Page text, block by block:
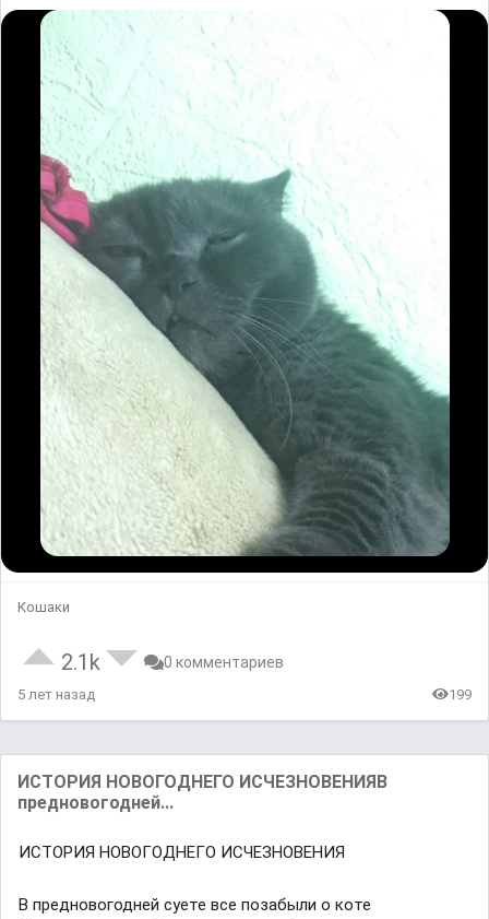
Кошаки
2.1k 0 комментариев
5 лет назад 199
ИСТОРИЯ НОВОГОДНЕГО ИСЧЕЗНОВЕНИЯВ
предновогодней...
ИСТОРИЯ НОВОГОДНЕГО ИСЧЕЗНОВЕНИЯ
В предновогодней суете все позабыли о коте